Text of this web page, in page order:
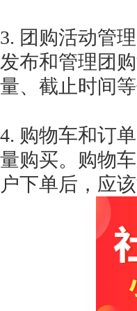
3. 团购活动管
发布和管理团
量、截止时间
4. 购物车和订
量购买。购物
户下单后，应
1万个想法不如1次
扫码添加[商务总监]沟通